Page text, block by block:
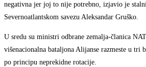
negativna jer joj to nije potrebno, izjavio je
Severnoatlantskom savezu Aleksandar Gruško.
U sredu su ministri odbrane zemalja-članica
višenacionalna bataljona Alijanse razmeste u tri
po principu neprekidne rotacije.